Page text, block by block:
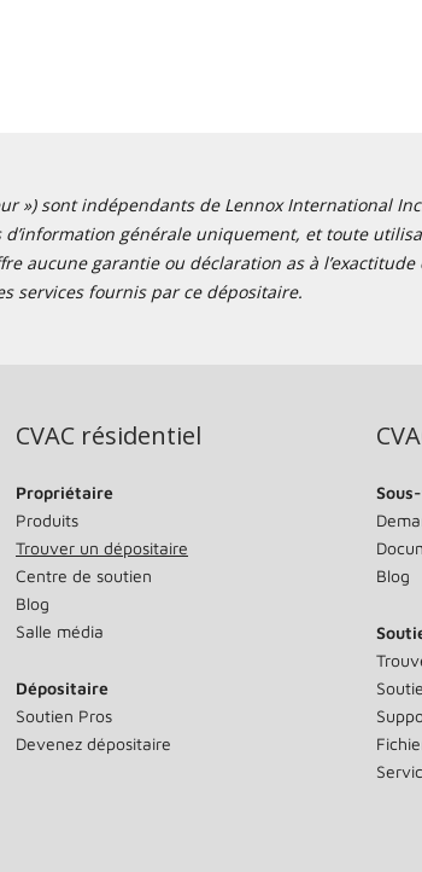
») sont indépendants de Lennox International
générale uniquement, et toute
aucune garantie ou déclaration as à
services fournis par ce dépositaire.
CVAC résidentiel
Propriétaire
Produits
Trouver un dépositaire
Centre de soutien
Blog
Salle média
Dépositaire
Soutien Pros
Devenez dépositaire
Blog